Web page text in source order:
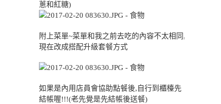
蔥和紅糖)
附上菜單~菜單和我之前去吃的內容不太相同,
現在改成搭配升級套餐方式
如果是內用店員會協助點餐後,自行到櫃檯先
結帳喔!!!(老先覺是先結帳後送餐)